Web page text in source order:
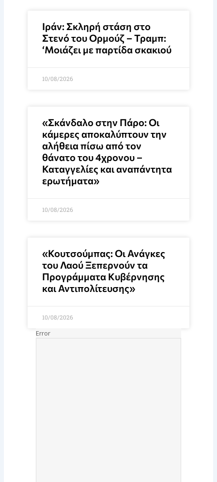
Ιράν: Σκληρή στάση στο
Στενό του Ορμούζ – Τραμπ:
‘Μοιάζει με παρτίδα σκακιού
10/08/2026
«Σκάνδαλο στην Πάρο: Οι
κάμερες αποκαλύπτουν την
αλήθεια πίσω από τον
θάνατο του 4χρονου –
Καταγγελίες και αναπάντητα
ερωτήματα»
10/08/2026
«Κουτσούμπας: Οι Ανάγκες
του Λαού Ξεπερνούν τα
Προγράμματα Κυβέρνησης
και Αντιπολίτευσης»
10/08/2026